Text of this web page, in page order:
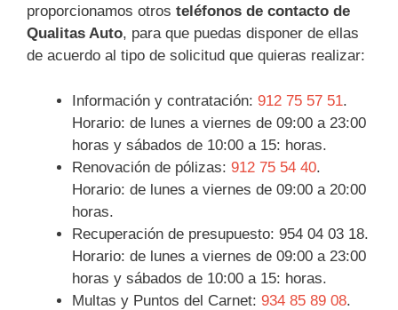
proporcionamos otros teléfonos de contacto de
Qualitas Auto, para que puedas disponer de ellas
de acuerdo al tipo de solicitud que quieras realizar:
Información y contratación: 912 75 57 51.
Horario: de lunes a viernes de 09:00 a 23:00
horas y sábados de 10:00 a 15: horas.
Renovación de pólizas: 912 75 54 40.
Horario: de lunes a viernes de 09:00 a 20:00
horas.
Recuperación de presupuesto: 954 04 03 18.
Horario: de lunes a viernes de 09:00 a 23:00
horas y sábados de 10:00 a 15: horas.
Multas y Puntos del Carnet: 934 85 89 08.